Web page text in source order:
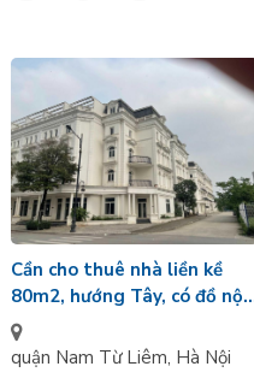
Cần cho thuê nhà liền kề
80m2, hướng Tây, có đồ nội
thất cơ bản tại KĐT Louis
City Đại Mỗ
quận Nam Từ Liêm, Hà Nội